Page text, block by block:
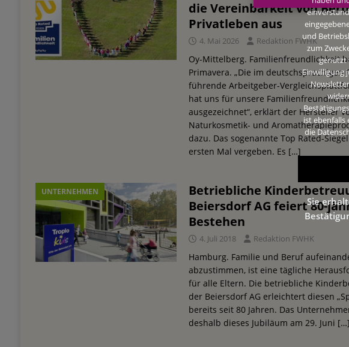
[ 6. August 2026 ]
Beiersdorf Jahresgeschäft 2026: Konzern passt
UNTERNEHMEN
die Vereinbarkeit von
Privatleben aus
4. Mai 2026 Redaktion FWHK
Oy-Mittelberg. Familienfreundlichkeit
Primavera. „Die im deutschsprachigen
führende Arbeitgeber-
hat uns für unsere
ausgezeichnet“, erklärt der Hersteller
Naturkosmetik- und
dazu. Das sogenannte Top Rated-
ersten Mal vergeben. Es […]
UNTERNEHMEN
Betriebliche
Beiersdorf AG feiert 80-
Bestehen
4. Juli 2018 Redaktion FWHK
Hamburg. Familie und Beruf
abzustimmen, ist eine tägliche
für alle Eltern. Die betriebliche
der Beiersdorf AG erleichtert diesen
bereits seit 80 Jahren. Das
deshalb dieses Jubiläum am 29. Juni […]
und
zum
genutzt
Einwilligung
ist ebenfalls
die
Sie